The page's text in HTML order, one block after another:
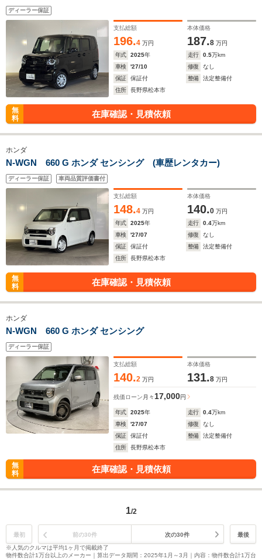
ロール 純正ナビ Bluetooth シートヒーター ETC LEDヘッドラ
イト 4WD
ディーラー保証
支払総額
196.4 万円
本体価格
187.8 万円
年式
2025年 走行 0.5万km
車検
'27/10 修復
なし
保証
保証付 整備
法定整備付
住所
長野県松本市
無
料
在庫確認・見積依頼
ホンダ
N-WGN 660 G ホンダ センシング (車歴レンタカー)
ディーラー保証 車両品質評価書付
支払総額
148.4 万円
本体価格
140.0 万円
年式
2025年 走行 0.4万km
車検
'27/07 修復
なし
保証
保証付 整備
法定整備付
住所
長野県松本市
無
料
在庫確認・見積依頼
ホンダ
N-WGN 660 G ホンダ センシング
ディーラー保証
支払総額
140.2 万円
本体価格
131.8 万円
残価ローン 月々 17,000円
年式 2025年 走行 0.4万km
車検
'27/07 修復
なし
保証
保証付 整備
法定整備付
住所
長野県松本市
無
料
在庫確認・見積依頼
1/2
最初 前の30件 次の30件
最後
※人気のクルマは平均1ヶ月で掲載終了
物件数合計1万台以上のメーカー｜算出データ期間：2025年1月～3月｜内容：物件数合計1万台